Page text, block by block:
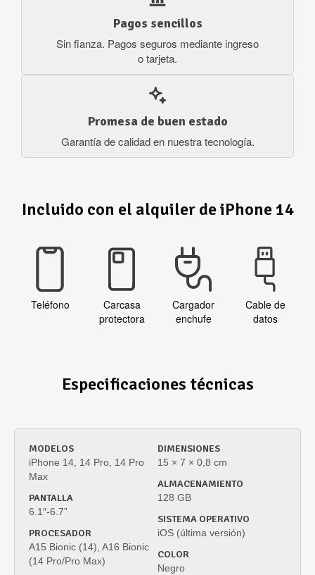
Pagos sencillos
Sin fianza. Pagos seguros mediante ingreso
o tarjeta.
Promesa de buen estado
Garantía de calidad en nuestra tecnología.
Incluido con el alquiler de iPhone 14
Teléfono
Carcasa
protectora
Cargador
enchufe
Cable de
datos
Especificaciones técnicas
MODELOS
iPhone 14, 14 Pro, 14 Pro
Max
PANTALLA
6.1″-6.7”
PROCESADOR
A15 Bionic (14), A16 Bionic
(14 Pro/Pro Max)
DIMENSIONES
15 × 7 × 0,8 cm
ALMACENAMIENTO
128 GB
SISTEMA OPERATIVO
iOS (última versión)
COLOR
Negro